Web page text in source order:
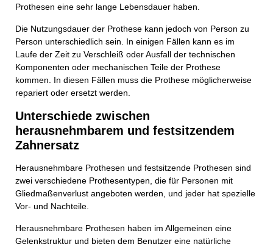
Prothesen eine sehr lange Lebensdauer haben.
Die Nutzungsdauer der Prothese kann jedoch von Person zu
Person unterschiedlich sein. In einigen Fällen kann es im
Laufe der Zeit zu Verschleiß oder Ausfall der technischen
Komponenten oder mechanischen Teile der Prothese
kommen. In diesen Fällen muss die Prothese möglicherweise
repariert oder ersetzt werden.
Unterschiede zwischen
herausnehmbarem und festsitzendem
Zahnersatz
Herausnehmbare Prothesen und festsitzende Prothesen sind
zwei verschiedene Prothesentypen, die für Personen mit
Gliedmaßenverlust angeboten werden, und jeder hat spezielle
Vor- und Nachteile.
Herausnehmbare Prothesen haben im Allgemeinen eine
Gelenkstruktur und bieten dem Benutzer eine natürliche